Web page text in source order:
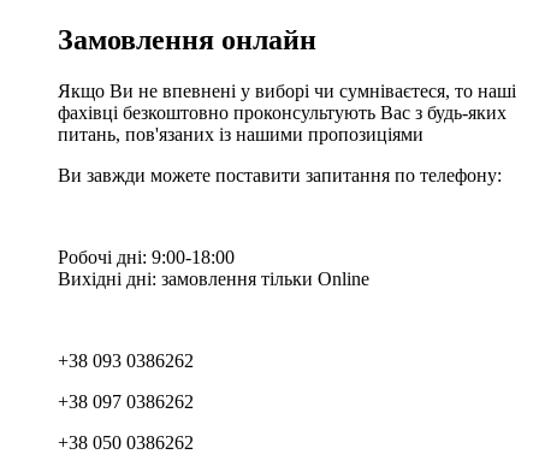
Замовлення онлайн
Якщо Ви не впевнені у виборі чи сумніваєтеся, то наші
фахівці безкоштовно проконсультують Вас з будь-яких
питань, пов'язаних із нашими пропозиціями
Ви завжди можете поставити запитання по телефону:
Робочі дні: 9:00-18:00
Вихідні дні: замовлення тільки Online
+38 093 0386262
+38 097 0386262
+38 050 0386262